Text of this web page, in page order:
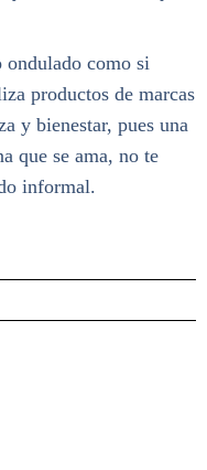
como si
productos de marcas
y bienestar, pues una
que se ama, no te
informal.